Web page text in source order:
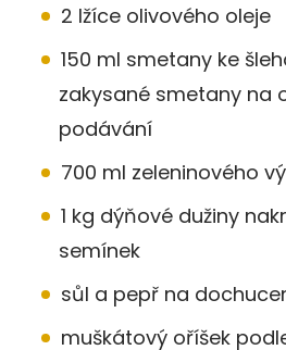
2 lžíce olivového oleje
150 ml smetany ke
zakysané smetany na
podávání
700 ml zeleninového
1 kg dýňové dužiny
semínek
sůl a pepř na
muškátový oříšek